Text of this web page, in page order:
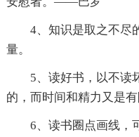
4、知识是取之不尽
量。
5、读好书，以不读
的，而时间和精力又是
6、读书圈点画线，